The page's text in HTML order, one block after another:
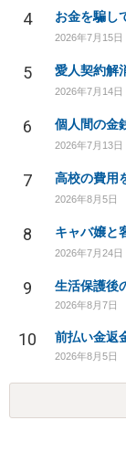
4 お金を騙し
2026年7月15日
5 愛人契約解
2026年7月14日
6 個人間の金
2026年7月13日
7 高校の費用
2026年8月5日
8 キャバ嬢と
2026年7月24日
9 生活保護後
2026年8月7日
10
2026年8月5日